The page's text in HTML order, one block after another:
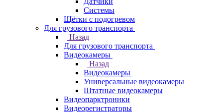
Системы
Щётки с подогревом
Для грузового транспорта
Назад
Для грузового транспорта
Видеокамеры
Назад
Видеокамеры
Универсальные видеокамеры
Штатные видеокамеры
Видеопарктроники
Видеорегистраторы